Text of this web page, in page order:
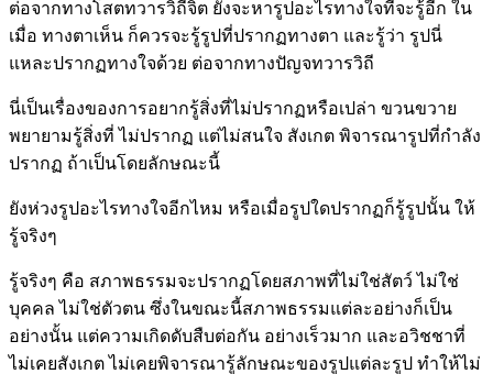
ต่อจากทางโสตทวารวิถีจิต ยังจะหารูปอะไรทางใจที่จะรู้อีก ใน
เมื่อ ทางตาเห็น ก็ควรจะรู้รูปที่ปรากฏทางตา และรู้ว่า รูปนี่
แหละปรากฏทางใจด้วย ต่อจากทางปัญจทวารวิถี
นี่เป็นเรื่องของการอยากรู้สิ่งที่ไม่ปรากฏหรือเปล่า ขวนขวาย
พยายามรู้สิ่งที่ ไม่ปรากฏ แต่ไม่สนใจ สังเกต พิจารณารูปที่กำลัง
ปรากฏ ถ้าเป็นโดยลักษณะนี้
ยังห่วงรูปอะไรทางใจอีกไหม หรือเมื่อรูปใดปรากฏก็รู้รูปนั้น ให้
รู้จริงๆ
รู้จริงๆ คือ สภาพธรรมจะปรากฏโดยสภาพที่ไม่ใช่สัตว์ ไม่ใช่
บุคคล ไม่ใช่ตัวตน ซึ่งในขณะนี้สภาพธรรมแต่ละอย่างก็เป็น
อย่างนั้น แต่ความเกิดดับสืบต่อกัน อย่างเร็วมาก และอวิชชาที่
ไม่เคยสังเกต ไม่เคยพิจารณารู้ลักษณะของรูปแต่ละรูป ทำให้ไม่